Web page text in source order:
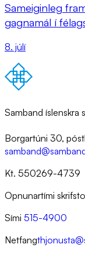
Sameiginleg
gagnamál í
8. júlí
Samband íslenskra
Borgartúni 30,
Kt. 550269-4739
Opnunartími
Sími 515-4900
Netfang